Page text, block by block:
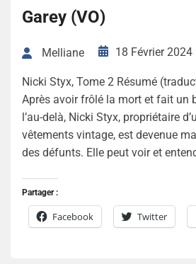
Garey (VO)
Melliane 18 Février 2024
Nicki Styx, Tome 2 Résumé
Après avoir frôlé la mort et fait un
l’au-delà, Nicki Styx, propriétaire
vêtements vintage, est devenue
des défunts. Elle peut voir et
Partager :
Facebook Twitter